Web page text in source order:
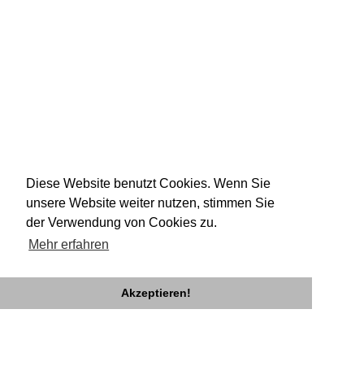
Diese Website benutzt Cookies. Wenn Sie
unsere Website weiter nutzen, stimmen Sie
der Verwendung von Cookies zu.
Mehr erfahren
Akzeptieren!